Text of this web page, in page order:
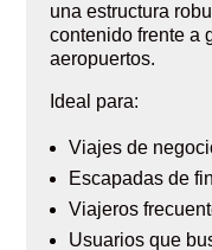
una estructura
contenido frente a
aeropuertos.
Ideal para:
Viajes de
Escapadas de
Viajeros
Usuarios que